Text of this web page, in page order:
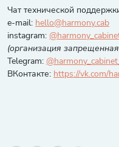
Чат технической
e-mail: hello@harmony.cab
instagram:
(организация
Telegram:
ВКонтакте: https://vk.com/